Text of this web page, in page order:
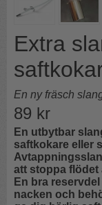
Extra
En ny fräsch
89 kr
En utbytbar
saftkokare eller
att stoppa flödet
En bra
nacken och